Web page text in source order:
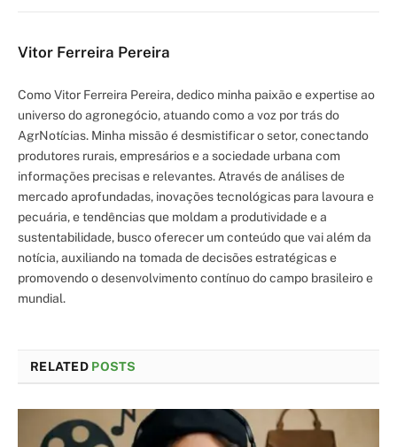
Vitor Ferreira Pereira
Como Vitor Ferreira Pereira, dedico minha paixão e expertise ao
universo do agronegócio, atuando como a voz por trás do
AgrNotícias. Minha missão é desmistificar o setor, conectando
produtores rurais, empresários e a sociedade urbana com
informações precisas e relevantes. Através de análises de
mercado aprofundadas, inovações tecnológicas para lavoura e
pecuária, e tendências que moldam a produtividade e a
sustentabilidade, busco oferecer um conteúdo que vai além da
notícia, auxiliando na tomada de decisões estratégicas e
promovendo o desenvolvimento contínuo do campo brasileiro e
mundial.
RELATED POSTS